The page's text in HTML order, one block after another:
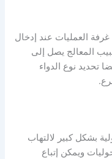
العمليات عند إدخال
المعالج يصل إلى
تحديد نوع الدواء
بشكل كبير لالتهاب
ويمكن إتباع